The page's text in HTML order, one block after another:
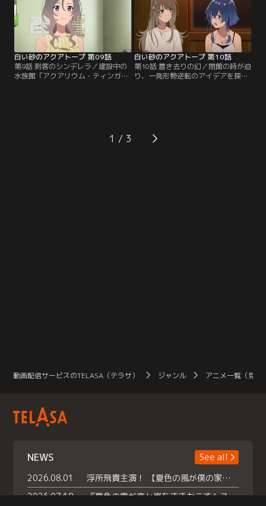
飼育員たちに息抜きのための休暇を
与える。翌日、夏凛や月美も加えて
海にやってきた一同。【提供：バン
ダイチャンネル】
っかけで2人は気まずい雰囲気に。
一方、準備を進める風花は…。【提
供：バンダイチャンネル】
白い砂のアクアトープ 第09話
第9話 刺客のシンデレラ／建設中の
水族館「アクアリウム・ティンガー
イバル視し、試すような態度ばかり
とってしまう。その後も打ち解けら
白い砂のアクアトープ 第10話
第10話 置き去りの幻／閉館の時が迫
り、一発形勢逆転のアイデアを探す
くくる。以前、風花も目にした水槽
確実に見える方法を探し始める。一
方、風花は自身に映画主演のオファ
1
動画配信サービスのTELASA（テラサ） ジャンル アニメ一覧（見放
NEWS
See all
2026.08.01
浮所飛貴主演！ 【夏色の風が僕の家にやってきた】 本日よりテラサで独占配信スタート！
2026.07.18
『夏色の雲が恋と嵐をまきおこす』スペシャルメイキング 【Part1】2026年７月18日（土）23時30分～配信スタート！話題のシーンの裏側を大公開！豪華キャスト大集合！ 『武宮家 真夏の家族会議』開催！